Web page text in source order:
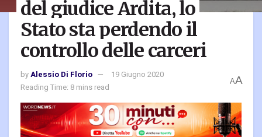
del giudice Ardita, lo
Stato sta perdendo il
controllo delle carceri
byAlessio Di Florio
19 Giugno 2020
Reading Time: 8 mins read
AA